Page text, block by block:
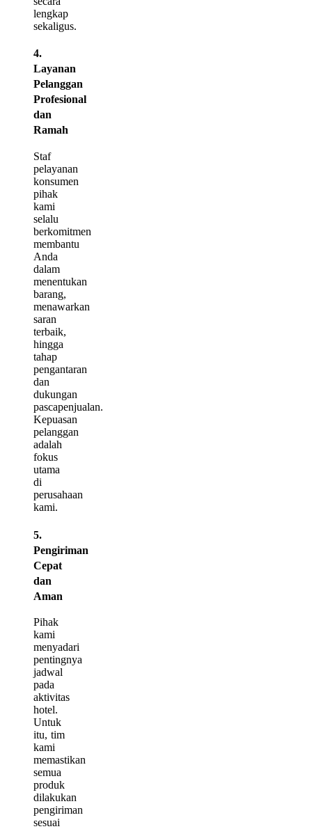
lengkap
sekaligus.
4.
Layanan
Pelanggan
Profesional
dan
Ramah
Staf
pelayanan
konsumen
pihak
kami
selalu
berkomitmen
membantu
Anda
dalam
menentukan
barang,
menawarkan
saran
terbaik,
hingga
tahap
pengantaran
dan
dukungan
pascapenjualan.
Kepuasan
pelanggan
adalah
fokus
utama
di
perusahaan
kami.
5.
Pengiriman
Cepat
dan
Aman
Pihak
kami
menyadari
pentingnya
jadwal
pada
aktivitas
hotel.
Untuk
itu, tim
kami
memastikan
semua
produk
dilakukan
pengiriman
sesuai